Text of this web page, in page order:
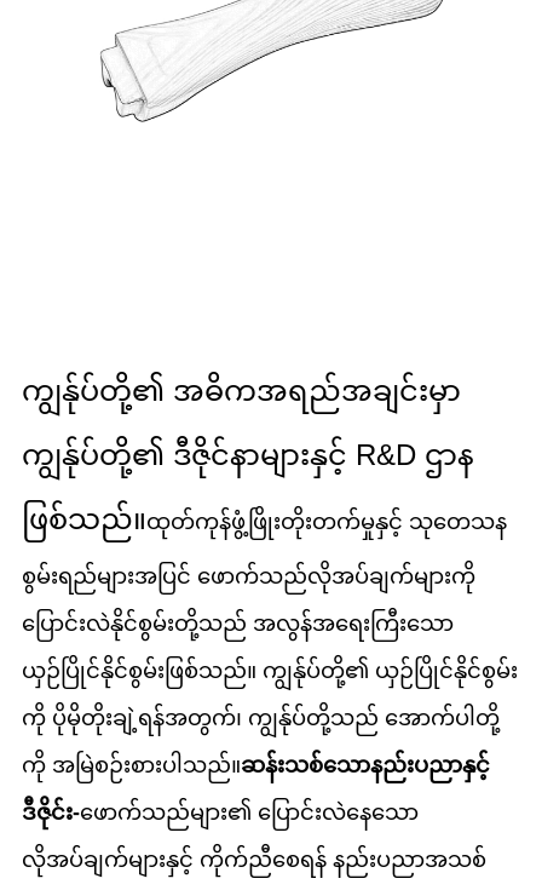
ကျွန်ုပ်တို့၏ အဓိကအရည်အချင်းမှာ
ကျွန်ုပ်တို့၏ ဒီဇိုင်နာများနှင့် R&D ဌာန
ဖြစ်သည်။ထုတ်ကုန်ဖွံ့ဖြိုးတိုးတက်မှုနှင့် သုတေသန
စွမ်းရည်များအပြင် ဖောက်သည်လိုအပ်ချက်များကို
ပြောင်းလဲနိုင်စွမ်းတို့သည် အလွန်အရေးကြီးသော
ယှဉ်ပြိုင်နိုင်စွမ်းဖြစ်သည်။ ကျွန်ုပ်တို့၏ ယှဉ်ပြိုင်နိုင်စွမ်း
ကို ပိုမိုတိုးချဲ့ရန်အတွက်၊ ကျွန်ုပ်တို့သည် အောက်ပါတို့
ကို အမြဲစဉ်းစားပါသည်။ဆန်းသစ်သောနည်းပညာနှင့်
ဒီဇိုင်း-ဖောက်သည်များ၏ ပြောင်းလဲနေသော
လိုအပ်ချက်များနှင့် ကိုက်ညီစေရန် နည်းပညာအသစ်